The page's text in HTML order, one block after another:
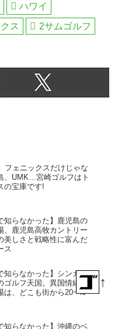
ハワイ
ス
2サムゴルフ
フェニックスだけじゃな
、UMK…宮崎ゴルフはト
の宝庫です!
知らなかった】鹿児島の
、鹿児島高牧カントリー
美しさと戦略性に富んだ
ス
知らなかった】シンガポ
ゴルフ天国。異国情緒た
は、どこも街から20~40
知らなかった】沖縄のベ
↑